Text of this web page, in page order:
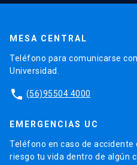
MESA CENTRAL
Teléfono para comunicarse
Universidad.
phone (56)95504 4000
EMERGENCIAS UC
Teléfono en caso de accidente
riesgo tu vida dentro de algún